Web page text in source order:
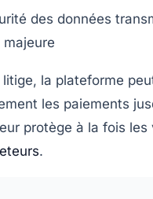
des données
majeure
litige, la plateforme
les paiements
protège à la fois les
.